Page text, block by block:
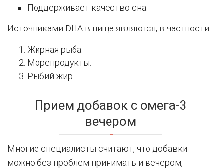
Поддерживает качество сна.
Источниками DHA в пище являются, в частности:
Жирная рыба.
Морепродукты.
Рыбий жир.
Прием добавок с омега-3
вечером
Многие специалисты считают, что добавки
можно без проблем принимать и вечером,